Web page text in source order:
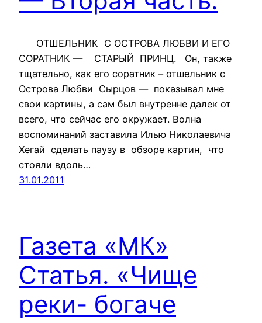
ОТШЕЛЬНИК С ОСТРОВА ЛЮБВИ И ЕГО
СОРАТНИК — СТАРЫЙ ПРИНЦ. Он, также
тщательно, как его соратник – отшельник с
Острова Любви Сырцов — показывал мне
свои картины, а сам был внутренне далек от
всего, что сейчас его окружает. Волна
воспоминаний заставила Илью Николаевича
Хегай сделать паузу в обзоре картин, что
стояли вдоль…
31.01.2011
Газета «МК»
Статья. «Чище
реки- богаче